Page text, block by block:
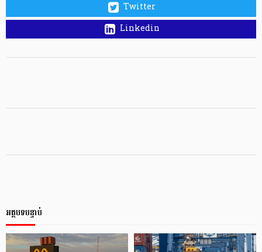
Twitter
Linkedin
អត្ថបទបន្ទាប់